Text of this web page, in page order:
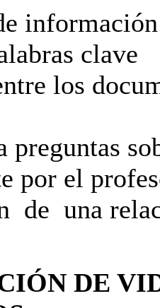
clave
los
preguntas
por el
de una
DE